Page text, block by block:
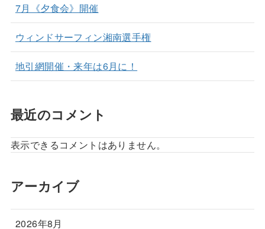
7月《夕食会》開催
ウィンドサーフィン湘南選手権
地引網開催・来年は6月に！
最近のコメント
表示できるコメントはありません。
アーカイブ
2026年8月